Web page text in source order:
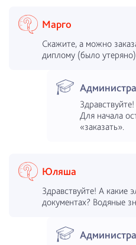
Марго
Скажите, а можно
диплому (было
Для начала
«заказать».
Юляша
Здравствуйте! А какие
документах? Водяные